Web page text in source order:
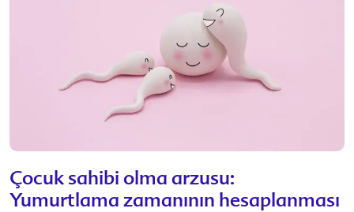
Çocuk sahibi olma arzusu:
Yumurtlama zamanının hesaplanması